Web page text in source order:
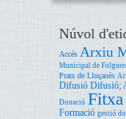
Núvol
Accés Arxiu
Municipal de
Prats de Lluçanès
Difusió Difusió;
Donació
Formació gestió